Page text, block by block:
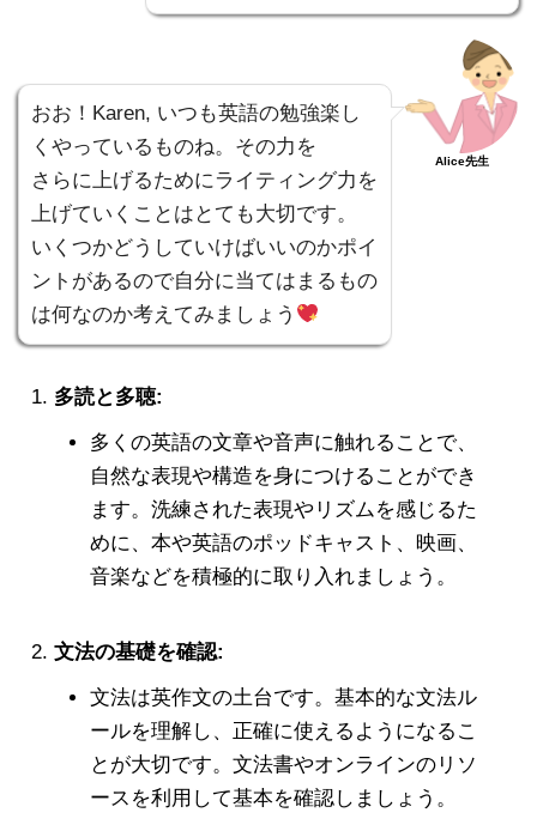
おお！Karen, いつも英語の勉強楽し
くやっているものね。その力を
さらに上げるためにライティング力を
上げていくことはとても大切です。
いくつかどうしていけばいいのかポイ
ントがあるので自分に当てはまるもの
は何なのか考えてみましょう
Alice先生
多読と多聴:
多くの英語の文章や音声に触れることで、
自然な表現や構造を身につけることができ
ます。洗練された表現やリズムを感じるた
めに、本や英語のポッドキャスト、映画、
音楽などを積極的に取り入れましょう。
文法の基礎を確認:
文法は英作文の土台です。基本的な文法ル
ールを理解し、正確に使えるようになるこ
とが大切です。文法書やオンラインのリソ
ースを利用して基本を確認しましょう。